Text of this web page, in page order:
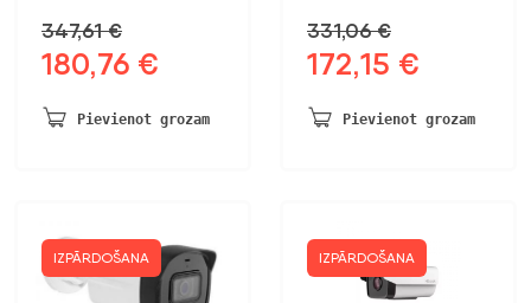
347,61€
Sākotnējā
bija:
180,76 €
ir:
Pievienot grozam
331,06€
Sākotnējā
bija:
172,15 €
ir:
Pievienot grozam
IZPĀRDOŠANA IZPĀRDOŠANA